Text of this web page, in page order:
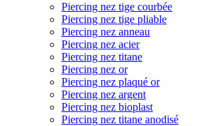
Piercing nez tige courbée
Piercing nez tige pliable
Piercing nez anneau
Piercing nez acier
Piercing nez titane
Piercing nez or
Piercing nez plaqué or
Piercing nez argent
Piercing nez bioplast
Piercing nez titane anodisé